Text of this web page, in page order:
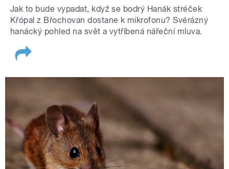
Jak to bude vypadat, když se bodrý Hanák stréček
Křópal z Břochovan dostane k mikrofonu? Svérázný
hanácký pohled na svět a vytříbená nářeční mluva.